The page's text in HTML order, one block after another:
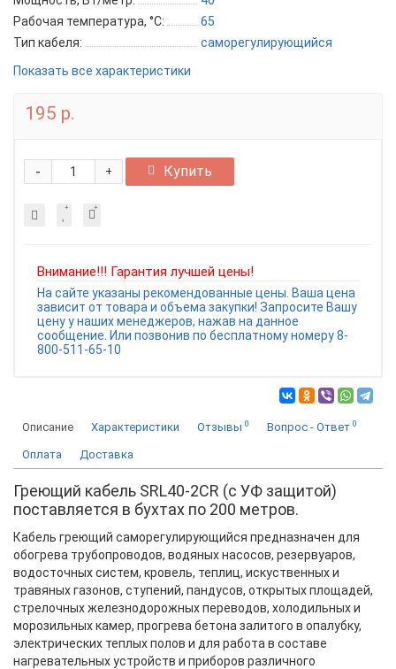
Рабочая температура, °C:
65
Тип кабеля:
саморегулирующийся
Показать все характеристики
195 р.
+
- Купить
Внимание!!! Гарантия лучшей цены!
На сайте указаны рекомендованные цены. Ваша цена
зависит от товара и объема закупки! Запросите Вашу
цену у наших менеджеров, нажав на данное
сообщение. Или позвонив по бесплатному номеру 8-
800-511-65-10
Описание Характеристики Отзывы 0 Вопрос - Ответ 0
Оплата Доставка
Греющий кабель SRL40-2CR (с УФ защитой)
поставляется в бухтах по 200 метров.
Кабель греющий саморегулирующийся предназначен для
обогрева трубопроводов, водяных насосов, резервуаров,
водосточных систем, кровель, теплиц, искуственных и
травяных газонов, ступений, пандусов, открытых площадей,
стрелочных железнодорожных переводов, холодильных и
морозильных камер, прогрева бетона залитого в опалубку,
электрических теплых полов и для работа в составе
нагревательных устройств и приборов различного